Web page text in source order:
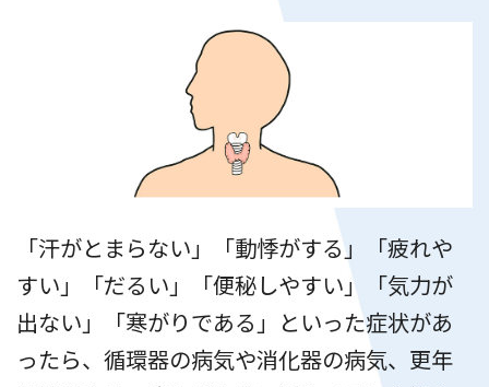
よくあるご質問
お問い合わせ WEB予約
「汗がとまらない」「動悸がする」「疲れや
すい」「だるい」「便秘しやすい」「気力が
出ない」「寒がりである」といった症状があ
ったら、循環器の病気や消化器の病気、更年